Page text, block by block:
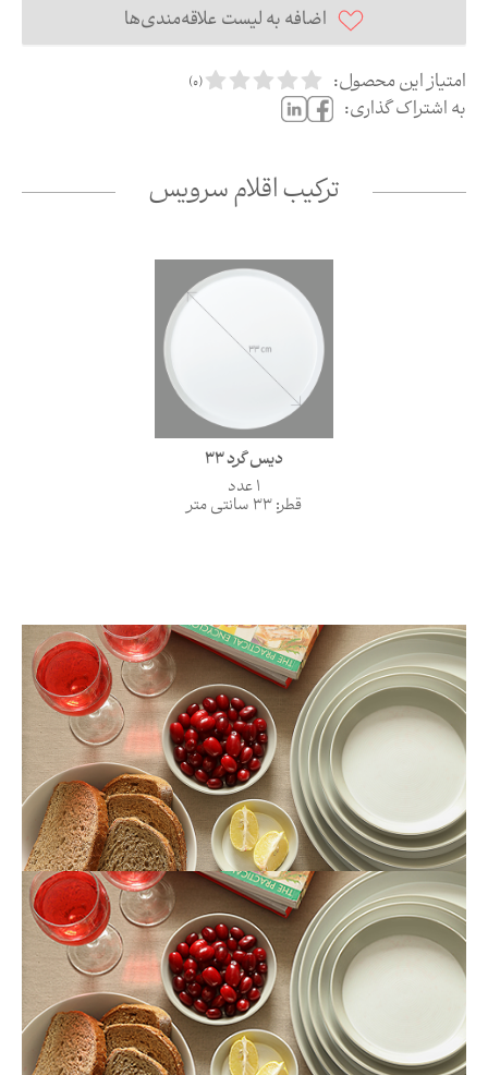
اضافه به لیست علاقه‌مندی‌ها
امتیاز این محصول:
(
0
)
به اشتراک گذاری:
ترکیب اقلام سرویس
دیس گرد 33
1 عدد
قطر: 33 سانتی متر